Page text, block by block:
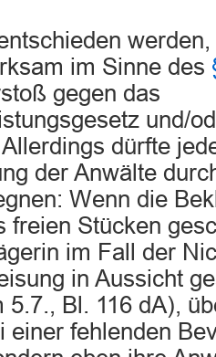
im Sinne des
gegen das
und/
dürfte
der Anwälte
Wenn die
freien Stücken
im Fall der
in Aussicht
5.7., Bl. 116 dA),
einer fehlenden